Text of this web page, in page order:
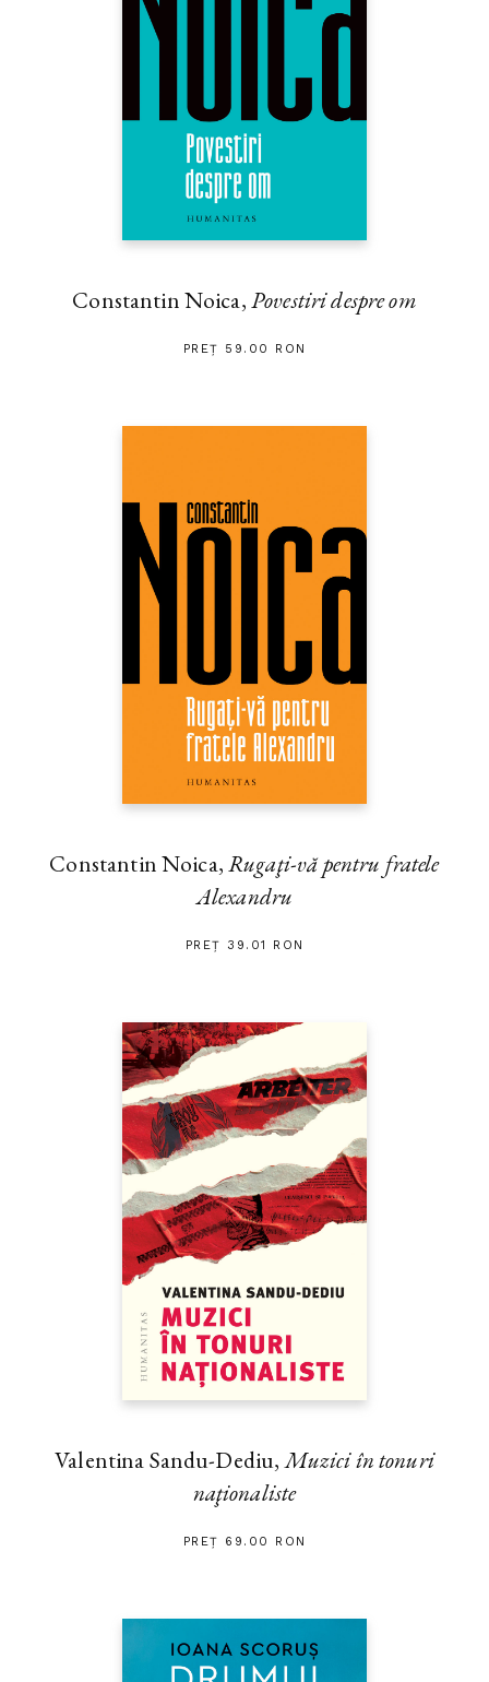
Constantin Noica,Povestiri despre om
PREȚ 59.00 RON
Constantin Noica,Rugaţi-vă pentru fratele
Alexandru
PREȚ 39.01 RON
Valentina Sandu-Dediu,Muzici în tonuri
naţionaliste
PREȚ 69.00 RON